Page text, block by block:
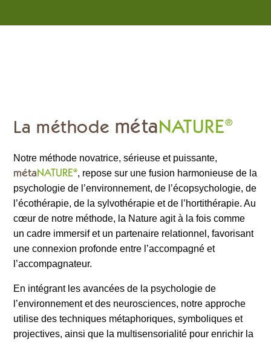
La méthode métaNATURE®
Notre méthode novatrice, sérieuse et puissante,
métaNATURE®, repose sur une fusion harmonieuse de la
psychologie de l’environnement, de l’écopsychologie, de
l’écothérapie, de la sylvothérapie et de l’hortithérapie. Au
cœur de notre méthode, la Nature agit à la fois comme
un cadre immersif et un partenaire relationnel, favorisant
une connexion profonde entre l’accompagné et
l’accompagnateur.
En intégrant les avancées de la psychologie de
l’environnement et des neurosciences, notre approche
utilise des techniques métaphoriques, symboliques et
projectives, ainsi que la multisensorialité pour enrichir la